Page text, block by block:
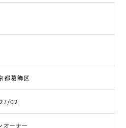
都葛飾区
02
オーナー